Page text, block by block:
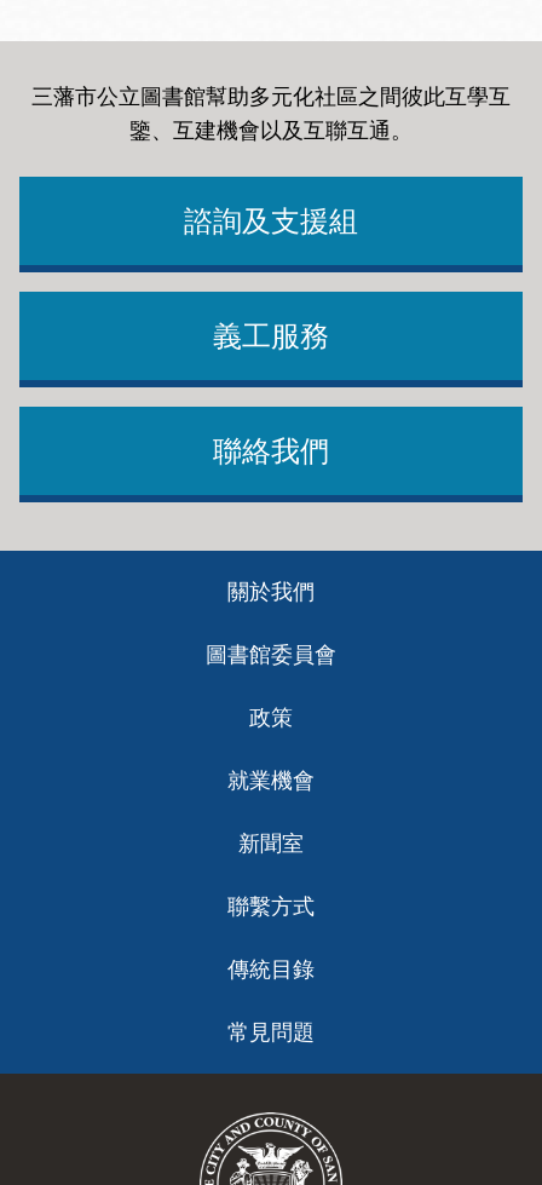
三藩市公立圖書館幫助多元化社區之間彼此互學互
鑒、互建機會以及互聯互通。
諮詢及支援組
義工服務
聯絡我們
關於我們
圖書館委員會
政策
就業機會
新聞室
聯繫方式
傳統目錄
常見問題